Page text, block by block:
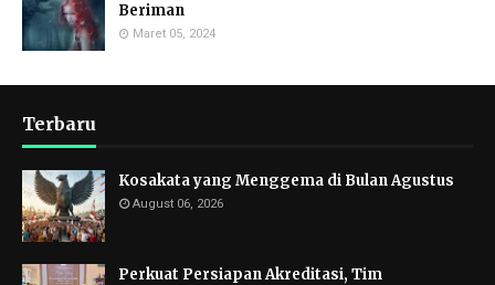
Beriman
Maret 05, 2024
Terbaru
Kosakata yang Menggema di Bulan Agustus
August 06, 2026
Perkuat Persiapan Akreditasi, Tim